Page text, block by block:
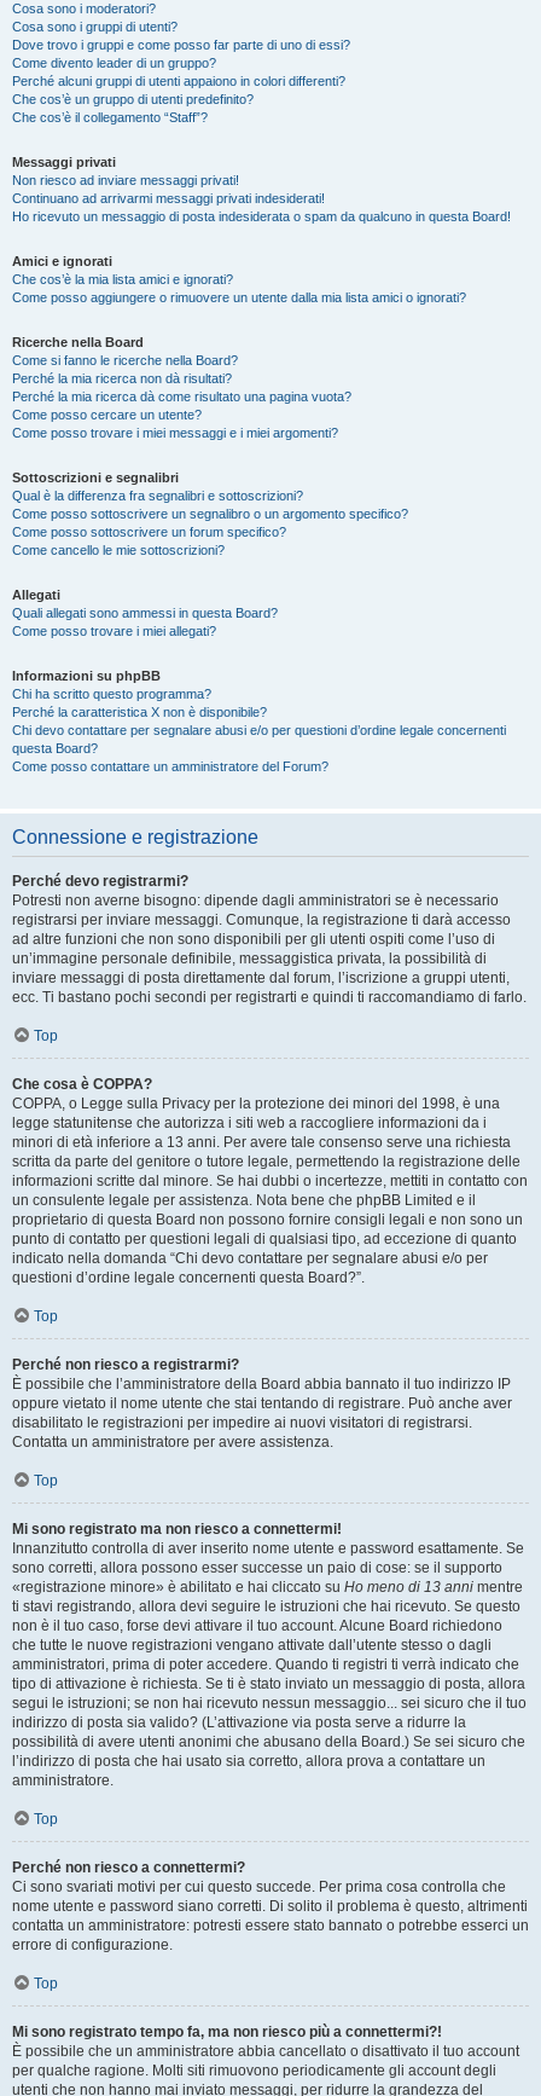
Cosa sono i moderatori?
Cosa sono i gruppi di utenti?
Dove trovo i gruppi e come posso far parte di uno di essi?
Come divento leader di un gruppo?
Perché alcuni gruppi di utenti appaiono in colori differenti?
Che cos’è un gruppo di utenti predefinito?
Che cos’è il collegamento “Staff”?
Messaggi privati
Non riesco ad inviare messaggi privati!
Continuano ad arrivarmi messaggi privati indesiderati!
Ho ricevuto un messaggio di posta indesiderata o spam da qualcuno in questa Board!
Amici e ignorati
Che cos’è la mia lista amici e ignorati?
Come posso aggiungere o rimuovere un utente dalla mia lista amici o ignorati?
Ricerche nella Board
Come si fanno le ricerche nella Board?
Perché la mia ricerca non dà risultati?
Perché la mia ricerca dà come risultato una pagina vuota?
Come posso cercare un utente?
Come posso trovare i miei messaggi e i miei argomenti?
Sottoscrizioni e segnalibri
Qual è la differenza fra segnalibri e sottoscrizioni?
Come posso sottoscrivere un segnalibro o un argomento specifico?
Come posso sottoscrivere un forum specifico?
Come cancello le mie sottoscrizioni?
Allegati
Quali allegati sono ammessi in questa Board?
Come posso trovare i miei allegati?
Informazioni su phpBB
Chi ha scritto questo programma?
Perché la caratteristica X non è disponibile?
Chi devo contattare per segnalare abusi e/o per questioni d’ordine legale concernenti
questa Board?
Come posso contattare un amministratore del Forum?
Connessione e registrazione
Perché devo registrarmi?
Potresti non averne bisogno: dipende dagli amministratori se è necessario
registrarsi per inviare messaggi. Comunque, la registrazione ti darà accesso
ad altre funzioni che non sono disponibili per gli utenti ospiti come l’uso di
un’immagine personale definibile, messaggistica privata, la possibilità di
inviare messaggi di posta direttamente dal forum, l’iscrizione a gruppi utenti,
ecc. Ti bastano pochi secondi per registrarti e quindi ti raccomandiamo di farlo.
Top
Che cosa è COPPA?
COPPA, o Legge sulla Privacy per la protezione dei minori del 1998, è una
legge statunitense che autorizza i siti web a raccogliere informazioni da i
minori di età inferiore a 13 anni. Per avere tale consenso serve una richiesta
scritta da parte del genitore o tutore legale, permettendo la registrazione delle
informazioni scritte dal minore. Se hai dubbi o incertezze, mettiti in contatto con
un consulente legale per assistenza. Nota bene che phpBB Limited e il
proprietario di questa Board non possono fornire consigli legali e non sono un
punto di contatto per questioni legali di qualsiasi tipo, ad eccezione di quanto
indicato nella domanda “Chi devo contattare per segnalare abusi e/o per
questioni d’ordine legale concernenti questa Board?”.
Top
Perché non riesco a registrarmi?
È possibile che l’amministratore della Board abbia bannato il tuo indirizzo IP
oppure vietato il nome utente che stai tentando di registrare. Può anche aver
disabilitato le registrazioni per impedire ai nuovi visitatori di registrarsi.
Contatta un amministratore per avere assistenza.
Top
Mi sono registrato ma non riesco a connettermi!
Innanzitutto controlla di aver inserito nome utente e password esattamente. Se
sono corretti, allora possono esser successe un paio di cose: se il supporto
«registrazione minore» è abilitato e hai cliccato su Ho meno di 13 anni mentre
ti stavi registrando, allora devi seguire le istruzioni che hai ricevuto. Se questo
non è il tuo caso, forse devi attivare il tuo account. Alcune Board richiedono
che tutte le nuove registrazioni vengano attivate dall’utente stesso o dagli
amministratori, prima di poter accedere. Quando ti registri ti verrà indicato che
tipo di attivazione è richiesta. Se ti è stato inviato un messaggio di posta, allora
segui le istruzioni; se non hai ricevuto nessun messaggio... sei sicuro che il tuo
indirizzo di posta sia valido? (L’attivazione via posta serve a ridurre la
possibilità di avere utenti anonimi che abusano della Board.) Se sei sicuro che
l’indirizzo di posta che hai usato sia corretto, allora prova a contattare un
amministratore.
Top
Perché non riesco a connettermi?
Ci sono svariati motivi per cui questo succede. Per prima cosa controlla che
nome utente e password siano corretti. Di solito il problema è questo, altrimenti
contatta un amministratore: potresti essere stato bannato o potrebbe esserci un
errore di configurazione.
Top
Mi sono registrato tempo fa, ma non riesco più a connettermi?!
È possibile che un amministratore abbia cancellato o disattivato il tuo account
per qualche ragione. Molti siti rimuovono periodicamente gli account degli
utenti che non hanno mai inviato messaggi, per ridurre la grandezza del